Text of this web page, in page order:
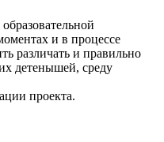
и в процессе
различать и правильно
детенышей, среду
проекта.